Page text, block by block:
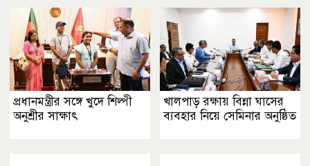
প্রধানমন্ত্রীর সঙ্গে খুদে শিল্পী
অনুশ্রীর সাক্ষাৎ
খালপাড় রক্ষায় বিন্না ঘাসের
ব্যবহার নিয়ে সেমিনার অনুষ্ঠিত